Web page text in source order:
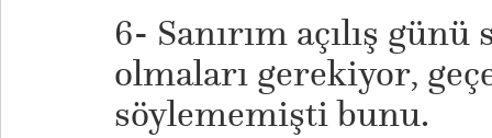
6- Sanırım açılış
olmaları gerekiyor,
söylememişti bunu.